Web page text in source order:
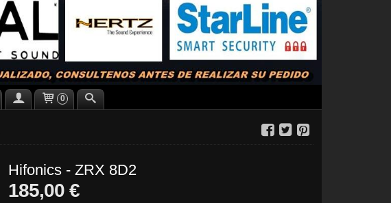
0
Hifonics - ZRX 8D2
185,00 €